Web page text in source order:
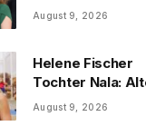
Bruder wirklich?
August 9, 2026
Helene Fischer
Tochter Nala:
Schwester &
August 9, 2026